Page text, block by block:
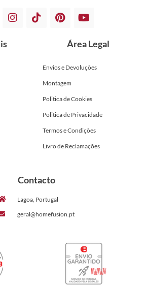
Área Legal
Envios e Devoluções
Montagem
Politica de Cookies
Politica de Privacidade
Termos e Condições
Livro de Reclamações
Contacto
Lagoa, Portugal
geral@homefusion.pt